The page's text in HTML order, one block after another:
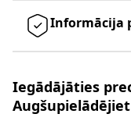
Informācija
Iegādājāties